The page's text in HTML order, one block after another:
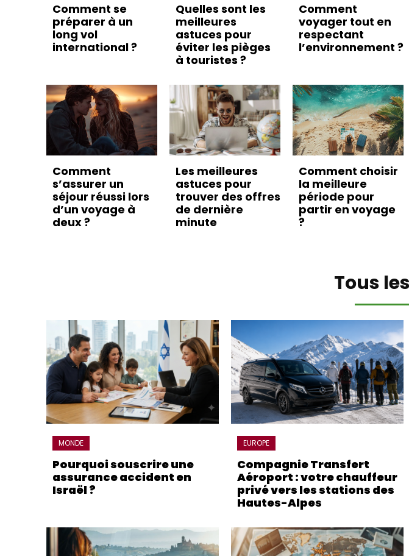
Comment se
préparer à un
long vol
international ?
Quelles sont les
meilleures
astuces pour
éviter les pièges
à touristes ?
Comment
voyager tout en
respectant
l’environnement ?
Comment
s’assurer un
séjour réussi lors
d’un voyage à
deux ?
Les meilleures
astuces pour
trouver des offres
de dernière
minute
Comment choisir
la meilleure
période pour
partir en voyage
?
Tous
MONDE
Pourquoi souscrire une
assurance accident en
Israël ?
EUROPE
Compagnie Transfert
Aéroport : votre chauffeur
privé vers les stations des
Hautes-Alpes